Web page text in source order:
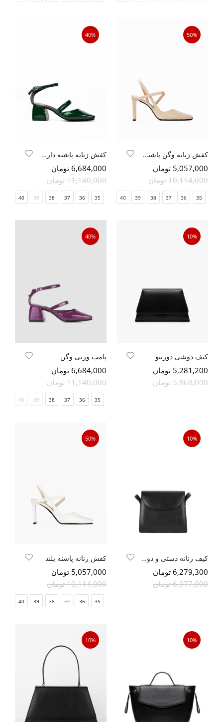
50%
کفش زنانه وگن پاشنه بلند
5,057,000 تومان
10,114,000 تومان
35
36
37
38
39
40
40%
کفش زنانه پاشنه دار بغل باز
6,684,000 تومان
11,140,000 تومان
35
36
37
38
39
40
10%
کیف دوشی دوریتو
5,281,200 تومان
5,868,000 تومان
40%
پامپ ورنی وگن
6,684,000 تومان
11,140,000 تومان
35
36
37
38
39
40
10%
کیف زنانه دستی و دوشی
6,279,300 تومان
6,977,000 تومان
50%
کفش زنانه پاشنه بلند
5,057,000 تومان
10,114,000 تومان
35
36
37
38
39
40
10%
10%